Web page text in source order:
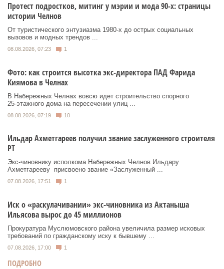
Протест подростков, митинг у мэрии и мода 90-х: страницы
истории Челнов
От туристического энтузиазма 1980‑х до острых социальных
вызовов и модных трендов ...
08.08.2026, 07:23 1
Фото: как строится высотка экс-директора ПАД Фарида
Киямова в Челнах
В Набережных Челнах вовсю идет строительство спорного
25‑этажного дома на пересечении улиц ...
08.08.2026, 07:19 10
Ильдар Ахметгареев получил звание заслуженного строителя
РТ
Экс‑чиновнику исполкома Набережных Челнов Ильдару
Ахметгарееву присвоено звание «Заслуженный ...
07.08.2026, 17:51 1
Иск о «раскулачивании» экс-чиновника из Актаныша
Ильясова вырос до 45 миллионов
Прокуратура Муслюмовского района увеличила размер исковых
требований по гражданскому иску к бывшему ...
07.08.2026, 17:00 1
ПОДРОБНО